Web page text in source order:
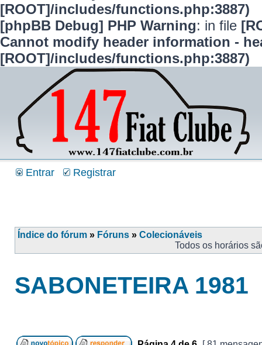
[ROOT]/includes/functions.php:3887)
[phpBB Debug] PHP Warning: in file
Cannot modify header information -
[ROOT]/includes/functions.php:3887)
Entrar Registrar
Índice do fórum » Fóruns » Colecionáveis
Todos os horários
SABONETEIRA 1981